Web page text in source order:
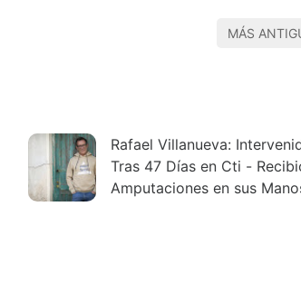
MÁS
Rafael Villanueva:
Tras 47 Días en Cti -
Amputaciones en sus